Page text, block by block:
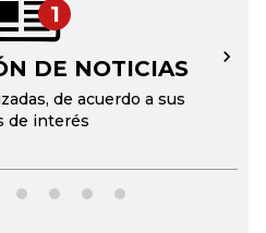
1
DE NOTICIAS
de acuerdo a sus
de interés
→